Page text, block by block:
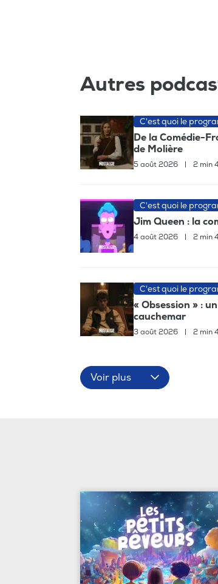
Autres
C'est quoi le
De la Comédie-
de Molière
5 août 2026 2 min
C'est quoi le
Jim Queen : la
4 août 2026 2 min
C'est quoi le
« Obsession » :
cauchemar
3 août 2026 2 min
Voir plus